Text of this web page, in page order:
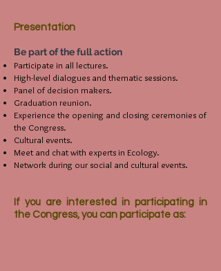
Presentation
Be part of the full action
Participate in all lectures.
High-level dialogues and thematic sessions.
Panel of decision makers.
Graduation reunion.
Experience the opening and closing ceremonies of
the Congress.
Cultural events.
Meet and chat with experts in Ecology.
Network during our social and cultural events.
If you are interested in participating in
the Congress, you can participate as: